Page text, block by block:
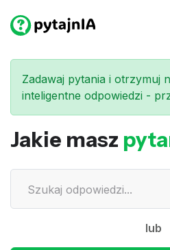
Zadawaj pytania i otrzymuj
inteligentne odpowiedzi -
Jakie masz
lub